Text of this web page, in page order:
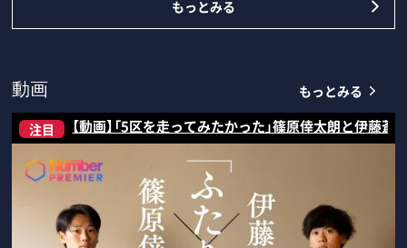
もっとみる
動画 もっとみる
注目 【動画】「5区を走ってみたかった」篠原倖太朗と伊藤